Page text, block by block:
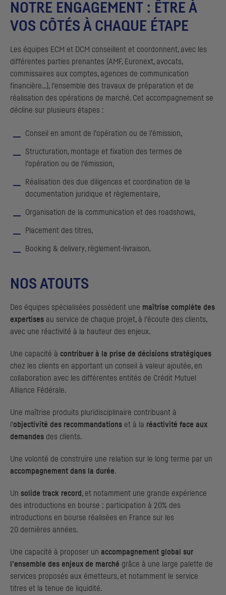
NOTRE ENGAGEMENT : ÊTRE À
VOS CÔTÉS À CHAQUE ÉTAPE
Les équipes ECM et DCM conseillent et coordonnent, avec les
différentes parties prenantes ( AMF, Euronext, avocats,
commissaires aux comptes, agences de communication
financière...), l’ensemble des travaux de préparation et de
réalisation des opérations de marché. Cet accompagnement se
décline sur plusieurs étapes :
Conseil en amont de l’opération ou de l’émission,
Structuration, montage et fixation des termes de
l’opération ou de l’émission,
Réalisation des due diligences et coordination de la
documentation juridique et règlementaire,
Organisation de la communication et des roadshows,
Placement des titres,
Booking & delivery, règlement-livraison.
NOS ATOUTS
Des équipes spécialisées possèdent une maîtrise complète des
expertises au service de chaque projet, à l’écoute des clients,
avec une réactivité à la hauteur des enjeux.
Une capacité à contribuer à la prise de décisions stratégiques
chez les clients en apportant un conseil à valeur ajoutée, en
collaboration avec les différentes entités de Crédit Mutuel
Alliance Fédérale.
Une maîtrise produits pluridisciplinaire contribuant à
l’objectivité des recommandations et à la réactivité face aux
demandes des clients.
Une volonté de construire une relation sur le long terme par un
accompagnement dans la durée.
Un solide track record , et notamment une grande expérience
des introductions en bourse : participation à 20% des
introductions en bourse réalisées en France sur les
20 dernières années.
Une capacité à proposer un accompagnement global sur
l’ensemble des enjeux de marché grâce à une large palette de
services proposés aux émetteurs, et notamment le service
titres et la tenue de liquidité.